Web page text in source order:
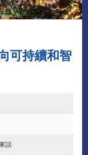
可持續和智
話